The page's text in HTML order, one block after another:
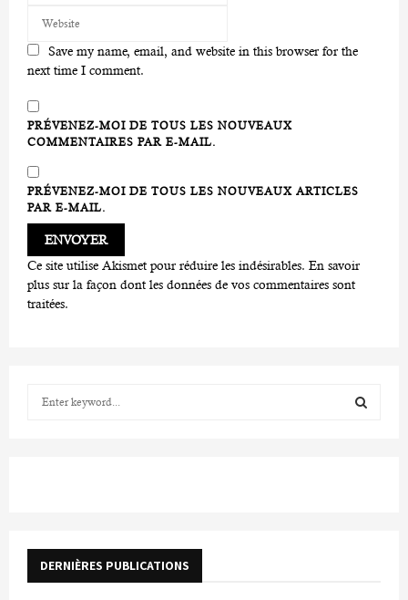
Save my name, email, and website in this browser for the
next time I comment.
PRÉVENEZ-MOI DE TOUS LES NOUVEAUX
COMMENTAIRES PAR E-MAIL.
PRÉVENEZ-MOI DE TOUS LES NOUVEAUX ARTICLES
PAR E-MAIL.
Ce site utilise Akismet pour réduire les indésirables. En savoir
plus sur la façon dont les données de vos commentaires sont
traitées.
r
DERNIÈRES PUBLICATIONS